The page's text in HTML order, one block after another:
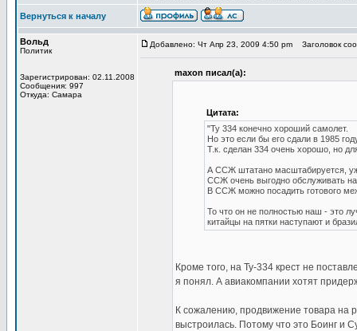
Вернуться к началу
Вольд
Политик
Зарегистрирован: 02.11.2008
Сообщения: 997
Откуда: Самара
Добавлено: Чт Апр 23, 2009 4:50 pm Заголовок
maxon писал(а):
Цитата:
"Ту 334 конечно хороший самолет.
Но это если бы его сдали в 1985
Т.к. сделан 334 очень хорошо, но
А ССЖ штатано масштабируется,
ССЖ очень выгодно обслуживать на
В ССЖ можно посадить готового
То что он не полностью наш - это
китайцы на пятки наступают и
Кроме того, на Ту-334 крест не
я понял. А авиакомпании хотят
К сожалению, продвижение товара на
выстроилась. Потому что это Боинг и